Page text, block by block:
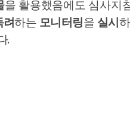
을 활용했음에도 심사지
려하는 모니터링을 실시
.